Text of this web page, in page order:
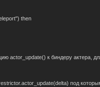
then
actor_update() к биндеру актера,
под